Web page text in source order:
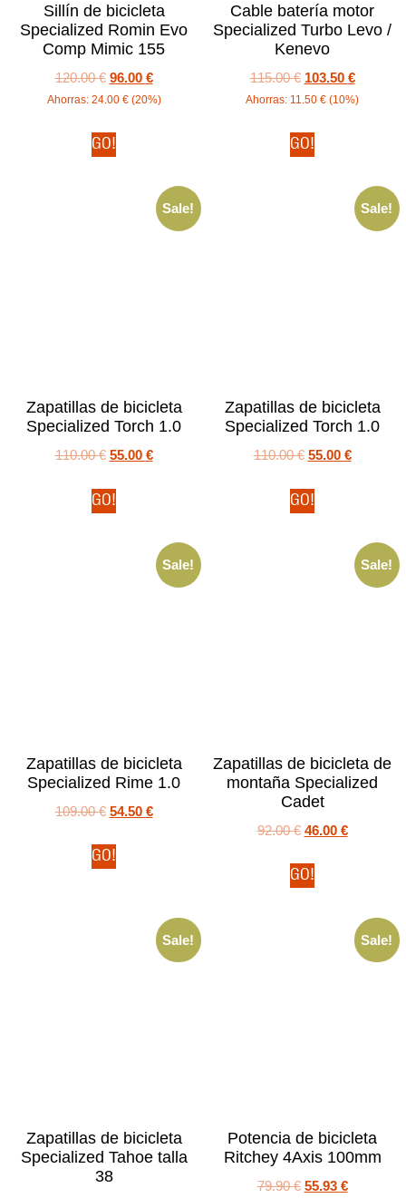
Sillín de bicicleta
Specialized Romin Evo
Comp Mimic 155
120.00€ 96.00 €
Ahorras: 24.00 € (20%)
GO!
Cable batería motor
Specialized Turbo Levo /
Kenevo
115.00€ 103.50 €
Ahorras: 11.50 € (10%)
GO!
Sale!
Zapatillas de bicicleta
Specialized Torch 1.0
110.00€ 55.00 €
GO!
Sale!
Zapatillas de bicicleta
Specialized Torch 1.0
110.00€ 55.00 €
GO!
Sale!
Zapatillas de bicicleta
Specialized Rime 1.0
109.00€ 54.50 €
GO!
Sale!
Zapatillas de bicicleta de
montaña Specialized
Cadet
92.00€ 46.00 €
GO!
Sale!
Zapatillas de bicicleta
Specialized Tahoe talla
38
Sale!
Potencia de bicicleta
Ritchey 4Axis 100mm
79.90€ 55.93 €